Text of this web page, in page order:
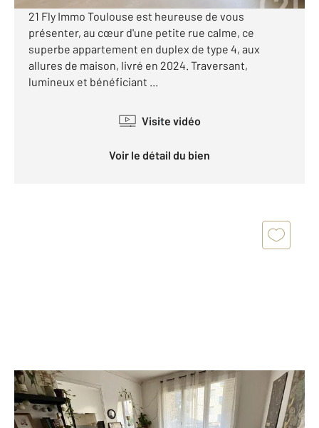
21 Fly Immo Toulouse est heureuse de vous
présenter, au cœur d'une petite rue calme, ce
superbe appartement en duplex de type 4, aux
allures de maison, livré en 2024. Traversant,
lumineux et bénéficiant ...
Visite vidéo
Voir le détail du bien
TOULOUSE 31
51 m2, 3 pièces
Ref : 112110